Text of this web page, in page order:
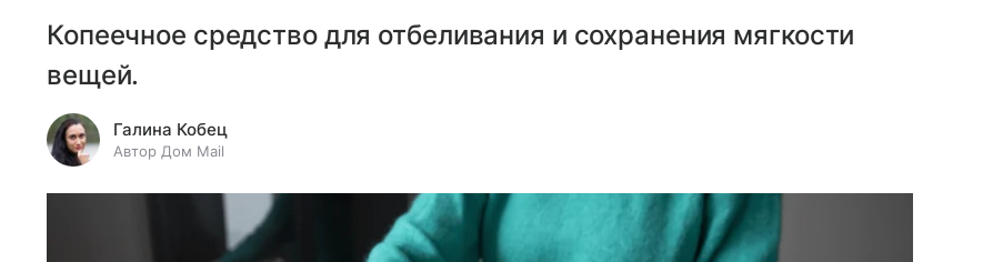
Копеечное средство для отбеливания и сохранения мягкости
вещей.
Галина Кобец
Автор Дом Mail